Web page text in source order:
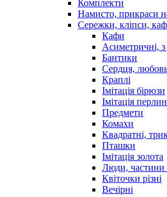
Комплекти
Намисто, прикраси
Сережки, кліпси,
Кафи
Асиметричні,
Бантики
Сердця,
Краплі
Імітація бірюзи
Імітація перлин
Предмети
Комахи
Квадратні,
Пташки
Імітація золота
Люди, частини
Квіточки різні
Вечірні